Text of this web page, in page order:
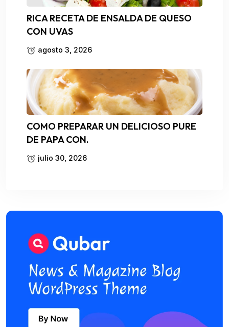
RICA RECETA DE ENSALDA DE QUESO
CON UVAS
agosto 3, 2026
COMO PREPARAR UN DELICIOSO PURE
DE PAPA CON.
julio 30, 2026